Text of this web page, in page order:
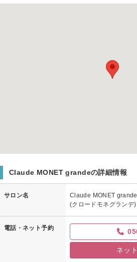
Claude MONET grandeの詳細情報
サロン名
Claude MONET grande
(クロードモネグランデ)
電話・ネット予約
ネッ